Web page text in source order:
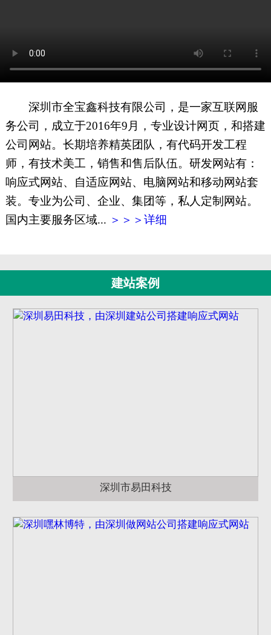
XML地图
深圳市全宝鑫科技有限公司，是一家互联网服
务公司，成立于2016年9月，专业设计网页，和搭建
公司网站。长期培养精英团队，有代码开发工程
师，有技术美工，销售和售后队伍。研发网站有：
响应式网站、自适应网站、电脑网站和移动网站套
装。专业为公司、企业、集团等，私人定制网站。
国内主要服务区域... ＞＞＞详细
建站案例
深圳市易田科技